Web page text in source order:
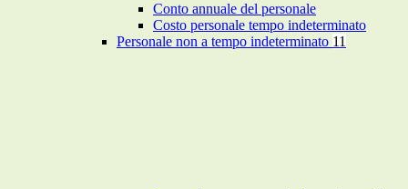
Conto annuale del personale
Costo personale tempo indeterminato
Personale non a tempo indeterminato 11